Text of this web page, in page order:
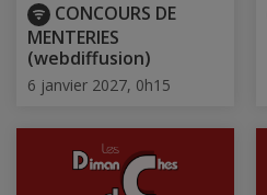
CONCOURS DE
MENTERIES
(webdiffusion)
6 janvier 2027, 0h15